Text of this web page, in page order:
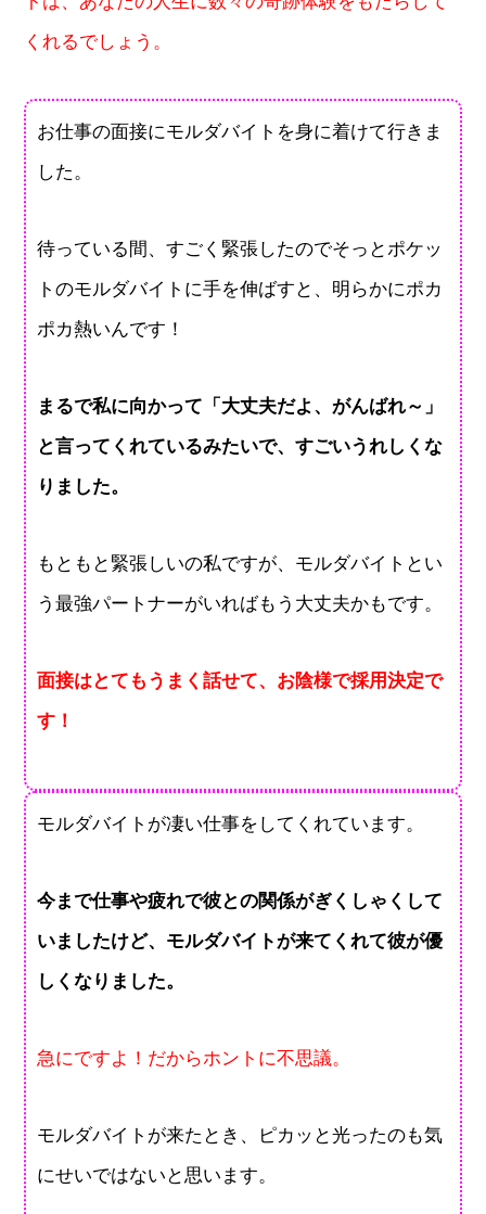
くれるでしょう。
お仕事の面接にモルダバイトを身に着けて行きま
した。
待っている間、すごく緊張したのでそっとポケッ
トのモルダバイトに手を伸ばすと、明らかにポカ
ポカ熱いんです！
まるで私に向かって「大丈夫だよ、がんばれ～」
と言ってくれているみたいで、すごいうれしくな
りました。
もともと緊張しいの私ですが、モルダバイトとい
う最強パートナーがいればもう大丈夫かもです。
面接はとてもうまく話せて、お陰様で採用決定で
す！
モルダバイトが凄い仕事をしてくれています。
今まで仕事や疲れで彼との関係がぎくしゃくして
いましたけど、モルダバイトが来てくれて彼が優
しくなりました。
急にですよ！だからホントに不思議。
モルダバイトが来たとき、ピカッと光ったのも気
にせいではないと思います。